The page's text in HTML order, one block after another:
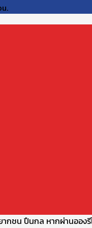
ากชน ปืนกล หากผ่านออง